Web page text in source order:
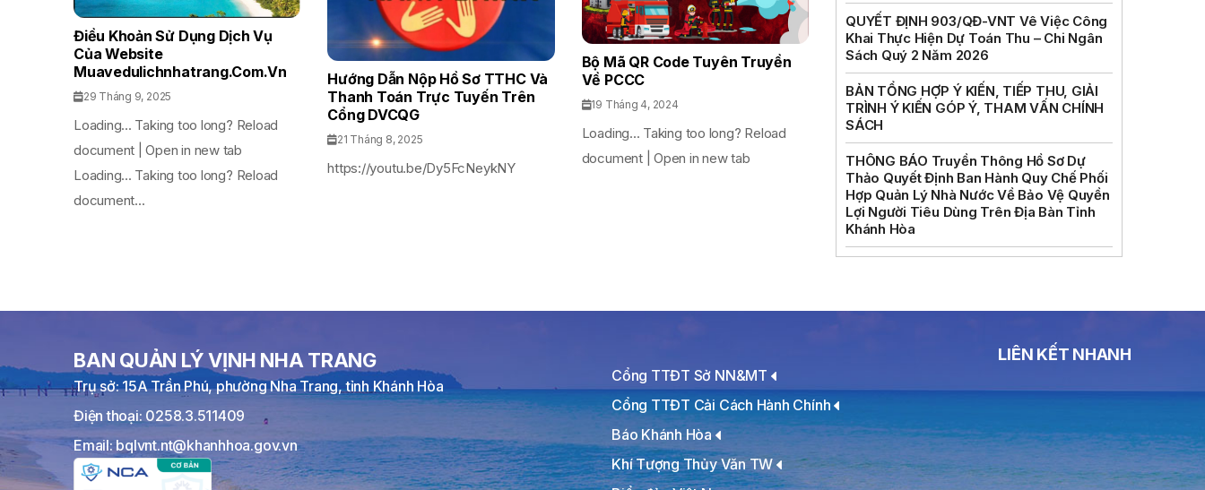
Điều Khoản Sử Dụng Dịch Vụ
Của Website
Muavedulichnhatrang.com.vn
29 Tháng 9, 2025
Loading... Taking too long? Reload
document | Open in new tab
Loading... Taking too long? Reload
document...
Hướng Dẫn Nộp Hồ Sơ TTHC Và
Thanh Toán Trực Tuyến Trên
Cổng DVCQG
21 Tháng 8, 2025
https://youtu.be/Dy5FcNeykNY
Bộ Mã QR Code Tuyên Truyền
Về PCCC
19 Tháng 4, 2024
Loading... Taking too long? Reload
document | Open in new tab
QUYẾT ĐỊNH 903/QĐ-VNT Vê Việc Công
Khai Thực Hiện Dự Toán Thu – Chi Ngân
Sách Quý 2 Năm 2026
BẢN TỔNG HỢP Ý KIẾN, TIẾP THU, GIẢI
TRÌNH Ý KIẾN GÓP Ý, THAM VẤN CHÍNH
SÁCH
THÔNG BÁO Truyền Thông Hồ Sơ Dự
Thảo Quyết Định Ban Hành Quy Chế Phối
Hợp Quản Lý Nhà Nước Về Bảo Vệ Quyền
Lợi Người Tiêu Dùng Trên Địa Bàn Tỉnh
Khánh Hòa
BAN QUẢN LÝ VỊNH NHA TRANG
Trụ sở: 15A Trần Phú, phường Nha Trang, tỉnh Khánh Hòa
Điện thoại: 0258.3.511409
Email: bqlvnt.nt@khanhhoa.gov.vn
LIÊN KẾT NHANH
Cổng TTĐT Sở NN&MT
Cổng TTĐT Cải Cách Hành Chính
Báo Khánh Hòa
Khí Tượng Thủy Văn TW